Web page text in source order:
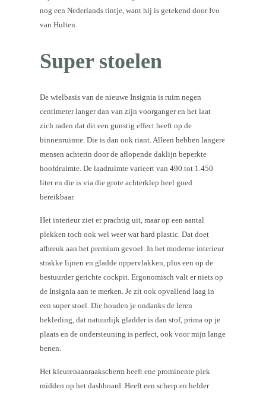
nog een Nederlands tintje, want hij is getekend door Ivo
van Hulten.
Super stoelen
De wielbasis van de nieuwe Insignia is ruim negen
centimeter langer dan van zijn voorganger en het laat
zich raden dat dit een gunstig effect heeft op de
binnenruimte. Die is dan ook riant. Alleen hebben langere
mensen achterin door de aflopende daklijn beperkte
hoofdruimte. De laadruimte varieert van 490 tot 1.450
liter en die is via die grote achterklep heel goed
bereikbaar.
Het interieur ziet er prachtig uit, maar op een aantal
plekken toch ook wel weer wat hard plastic. Dat doet
afbreuk aan het premium gevoel. In het moderne interieur
strakke lijnen en gladde oppervlakken, plus een op de
bestuurder gerichte cockpit. Ergonomisch valt er niets op
de Insignia aan te merken. Je zit ook opvallend laag in
een super stoel. Die houden je ondanks de leren
bekleding, dat natuurlijk gladder is dan stof, prima op je
plaats en de ondersteuning is perfect, ook voor mijn lange
benen.
Het kleurenaanraakscherm heeft ene prominente plek
midden op het dashboard. Heeft een scherp en helder